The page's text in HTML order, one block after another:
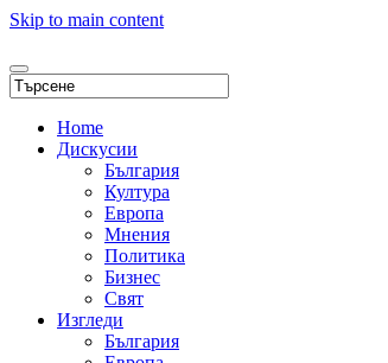
Skip to main content
Home
Дискусии
България
Култура
Европа
Мнения
Политика
Бизнес
Свят
Изгледи
България